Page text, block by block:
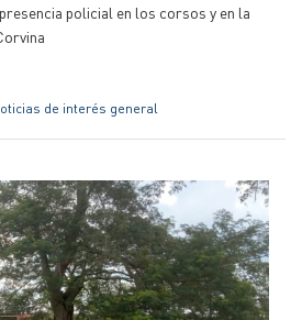
policial en los corsos y en la
de interés general